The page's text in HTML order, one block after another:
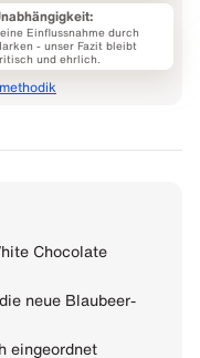
Einflussnahme durch
- unser Fazit bleibt
und ehrlich.
Chocolate
neue Blaubeer-
eingeordnet